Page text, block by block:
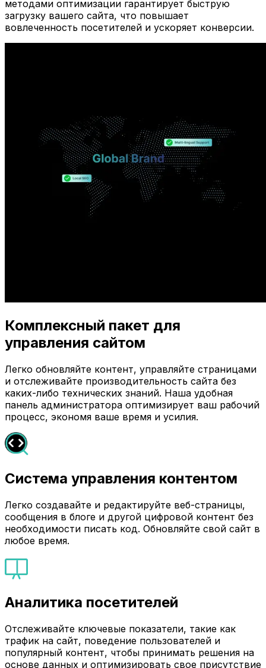
методами оптимизации гарантирует быструю
загрузку вашего сайта, что повышает
вовлеченность посетителей и ускоряет конверсии.
Комплексный пакет для
управления сайтом
Легко обновляйте контент, управляйте страницами
и отслеживайте производительность сайта без
каких-либо технических знаний. Наша удобная
панель администратора оптимизирует ваш рабочий
процесс, экономя ваше время и усилия.
Система управления контентом
Легко создавайте и редактируйте веб-страницы,
сообщения в блоге и другой цифровой контент без
необходимости писать код. Обновляйте свой сайт в
любое время.
Аналитика посетителей
Отслеживайте ключевые показатели, такие как
трафик на сайт, поведение пользователей и
популярный контент, чтобы принимать решения на
основе данных и оптимизировать свое присутствие